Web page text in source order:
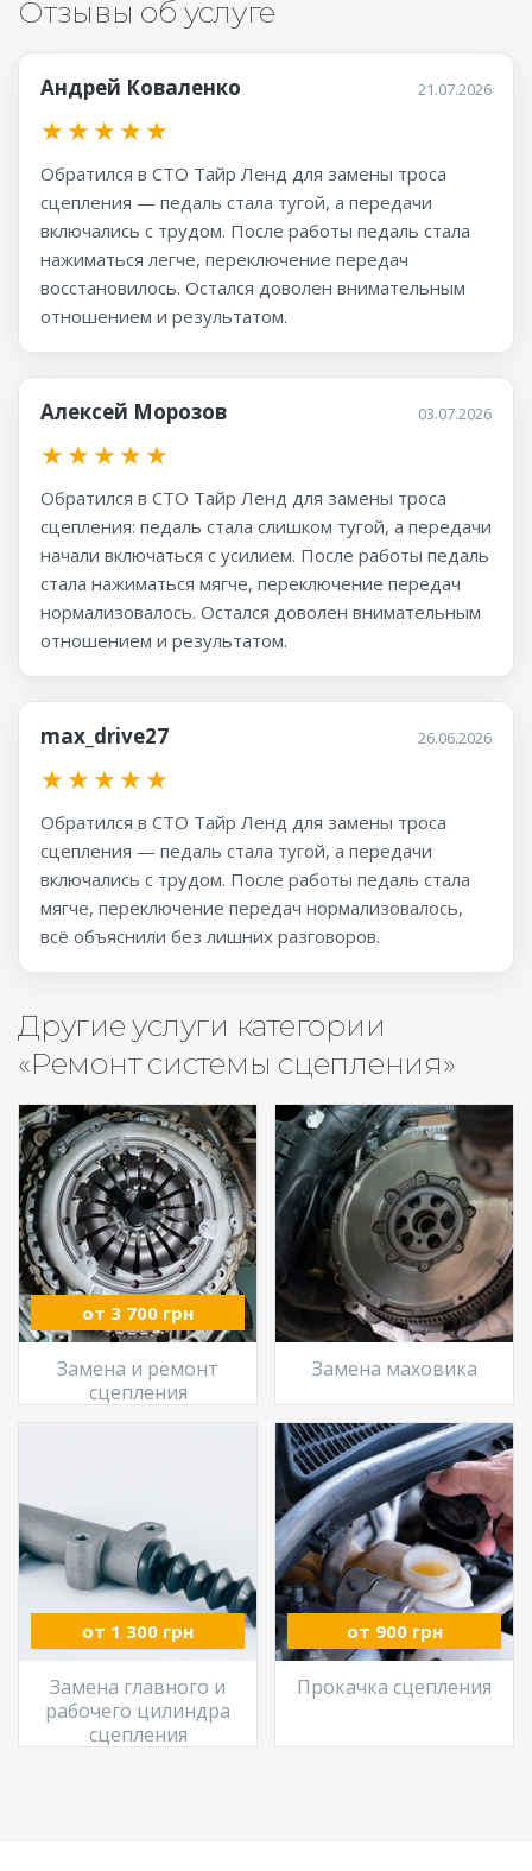
Отзывы об услуге
Андрей Коваленко 21.07.2026
★★★★★
Обратился в СТО Тайр Ленд для замены троса
сцепления — педаль стала тугой, а передачи
включались с трудом. После работы педаль стала
нажиматься легче, переключение передач
восстановилось. Остался доволен внимательным
отношением и результатом.
Алексей Морозов 03.07.2026
★★★★★
Обратился в СТО Тайр Ленд для замены троса
сцепления: педаль стала слишком тугой, а передачи
начали включаться с усилием. После работы педаль
стала нажиматься мягче, переключение передач
нормализовалось. Остался доволен внимательным
отношением и результатом.
max_drive27 26.06.2026
★★★★★
Обратился в СТО Тайр Ленд для замены троса
сцепления — педаль стала тугой, а передачи
включались с трудом. После работы педаль стала
мягче, переключение передач нормализовалось,
всё объяснили без лишних разговоров.
Другие услуги категории
«Ремонт системы сцепления»
от 3 700 грн
Замена и ремонт
сцепления
Замена маховика
от 1 300 грн
Замена главного и
рабочего цилиндра
сцепления
от 900 грн
Прокачка сцепления